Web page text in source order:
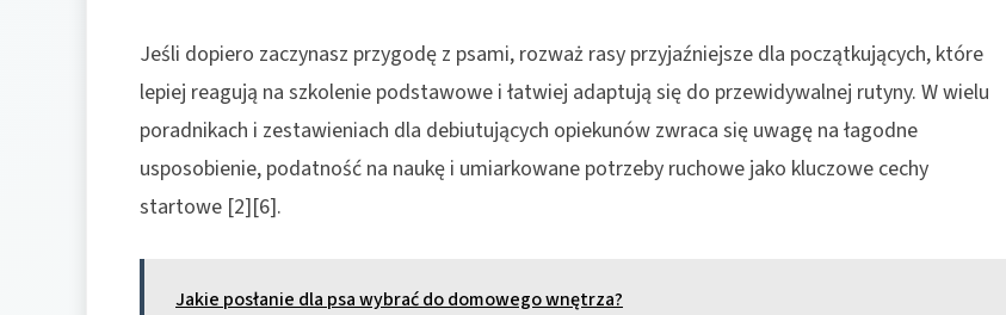
Jeśli dopiero zaczynasz przygodę z psami, rozważ rasy przyjaźniejsze dla początkujących, które
lepiej reagują na szkolenie podstawowe i łatwiej adaptują się do przewidywalnej rutyny. W wielu
poradnikach i zestawieniach dla debiutujących opiekunów zwraca się uwagę na łagodne
usposobienie, podatność na naukę i umiarkowane potrzeby ruchowe jako kluczowe cechy
startowe [2][6].
Jakie posłanie dla psa wybrać do domowego wnętrza?